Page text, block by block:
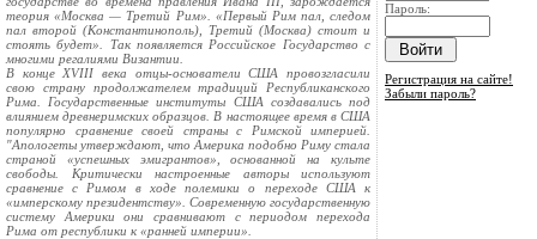
теория «Москва — Третий Рим». «Первый Рим пал, следом
пал второй (Константинополь), Третий (Москва) стоит и
стоять будет». Так появляется Российское Государство с
многими регалиями Византии.
В конце XVIII века отцы-основатели США провозгласили
свою страну продолжателем традиций Республиканского
Рима. Государственные институты США создавались под
влиянием древнеримских образцов. В настоящее время в США
популярно сравнение своей страны с Римской империей.
"Апологеты утверждают, что Америка подобно Риму стала
страной «успешных эмигрантов», основанной на культе
свободы. Критически настроенные авторы используют
сравнение с Римом в ходе полемики о переходе США к
«имперскому президентству». Современную государственную
систему Америки они сравнивают с периодом перехода
Рима от республики к «ранней империи».
Пароль:
Регистрация на сайте!
Забыли пароль?